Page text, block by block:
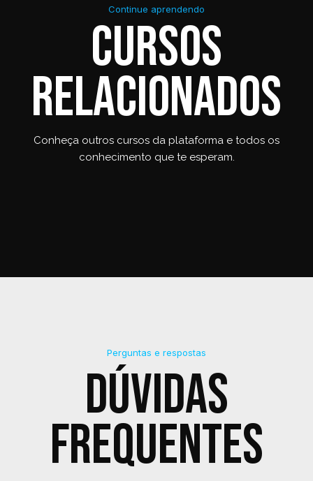
Continue aprendendo
Cursos
relacionados
Conheça outros cursos da plataforma e todos os
conhecimento que te esperam.
Perguntas e respostas
Dúvidas
frequentes